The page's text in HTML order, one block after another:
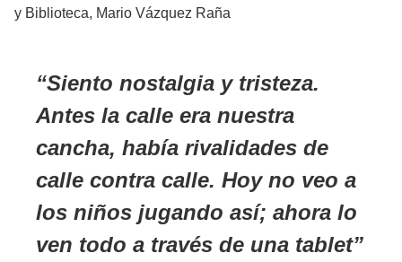
y Biblioteca, Mario Vázquez Raña
Siento nostalgia y tristeza.
Antes la calle era nuestra
cancha, había rivalidades de
calle contra calle. Hoy no veo a
los niños jugando así; ahora lo
ven todo a través de una tablet